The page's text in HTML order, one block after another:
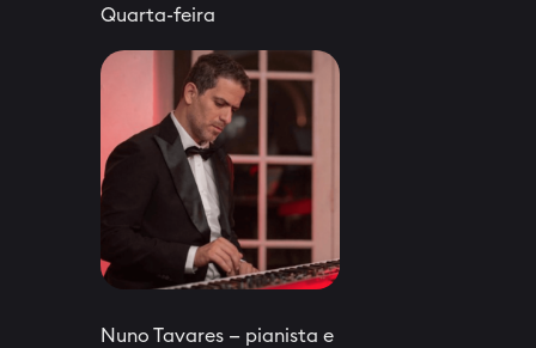
Quarta-feira
Nuno Tavares — pianista e